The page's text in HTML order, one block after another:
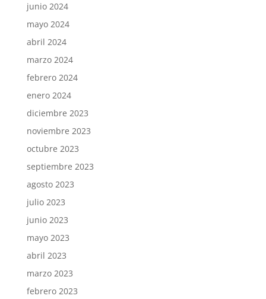
junio 2024
mayo 2024
abril 2024
marzo 2024
febrero 2024
enero 2024
diciembre 2023
noviembre 2023
octubre 2023
septiembre 2023
agosto 2023
julio 2023
junio 2023
mayo 2023
abril 2023
marzo 2023
febrero 2023